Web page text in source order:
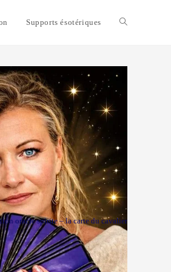
Supports ésotériques Toggle
website
oracle spirite – la carte du cavalier